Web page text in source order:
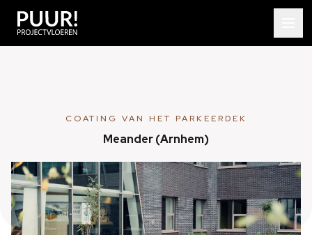
COATING VAN HET PARKEERDEK
Meander (Arnhem)